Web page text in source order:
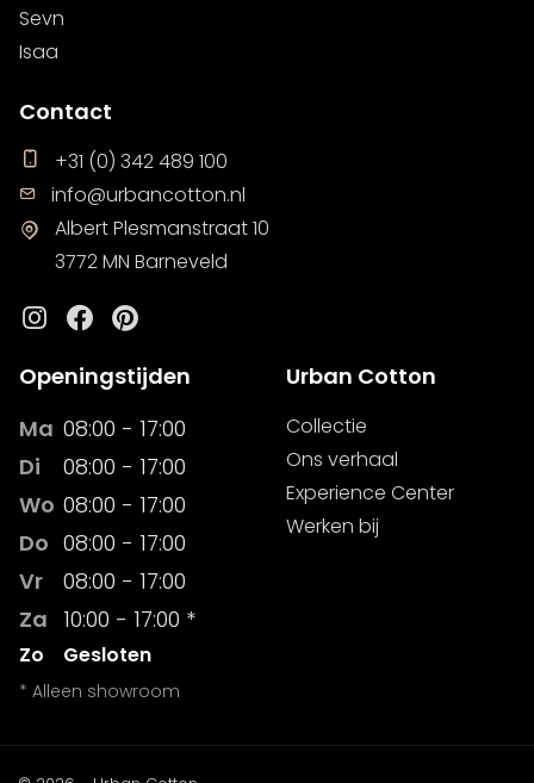
Sevn
Isaa
Contact
+31 (0) 342 489 100
info@urbancotton.nl
Albert Plesmanstraat 10
3772 MN Barneveld
Instagram
Facebook
Pinterest
Openingstijden
Ma 08:00 - 17:00
Di
08:00 - 17:00
Wo 08:00 - 17:00
Do 08:00 - 17:00
Vr
08:00 - 17:00
Za 10:00 - 17:00 *
Zo Gesloten
* Alleen showroom
Urban Cotton
Collectie
Ons verhaal
Experience Center
Werken bij